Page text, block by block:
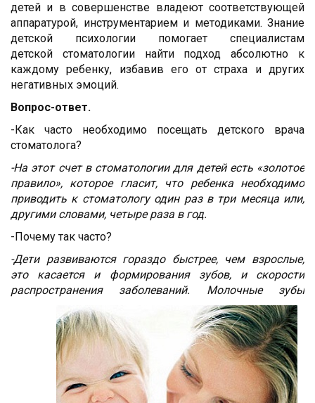
детей и в совершенстве владеют соответствующей
аппаратурой, инструментарием и методиками. Знание
детской психологии помогает специалистам
детской стоматологии найти подход абсолютно к
каждому ребенку, избавив его от страха и других
негативных эмоций.
Вопрос-ответ.
-Как часто необходимо посещать детского врача
стоматолога?
-На этот счет в стоматологии для детей есть «золотое
правило», которое гласит, что ребенка необходимо
приводить к стоматологу один раз в три месяца или,
другими словами, четыре раза в год.
-Почему так часто?
-Дети развиваются гораздо быстрее, чем взрослые,
это касается и формирования зубов, и скорости
распространения заболеваний. Молочные зубы